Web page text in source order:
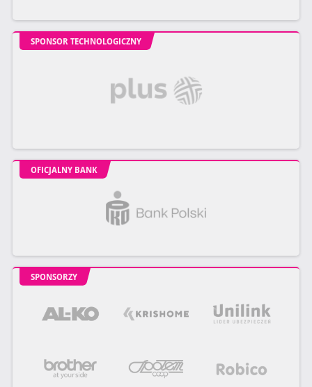
SPONSOR TECHNOLOGICZNY
OFICJALNY BANK
SPONSORZY